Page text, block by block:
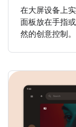
在大屏设备上
面板放在手指
然的创意控制。